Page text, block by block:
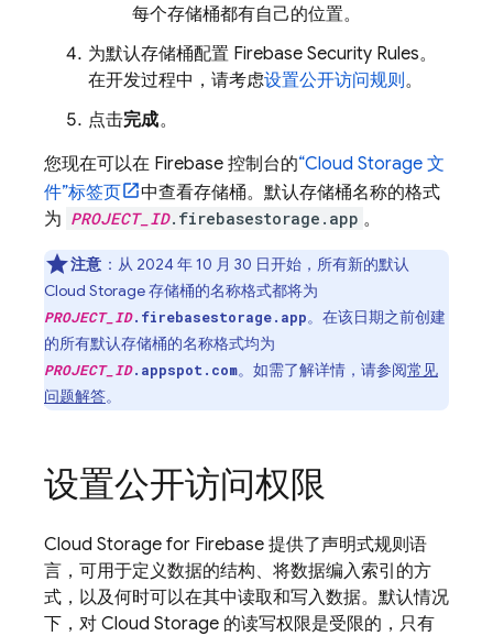
每个存储桶都有自己的位置。
为默认存储桶配置 Firebase Security Rules。
在开发过程中，请考虑设置公开访问规则。
点击完成。
您现在可以在 Firebase 控制台的“Cloud Storage 文
件”标签页
中查看存储桶。 默认存储桶名称的格式
为 PROJECT_ID.firebasestorage.app 。
注意 ：从 2024 年 10 月 30 日开始，所有新的默认
Cloud Storage存储桶的名称格式都将为
PROJECT_ID.firebasestorage.app。在该日期之前创建
的所有默认存储桶的名称格式均为
PROJECT_ID.appspot.com。如需了解详情，请参阅常见
问题解答。
设置公开访问权限
Cloud Storage for Firebase 提供了声明式规则语
言，可用于定义数据的结构、将数据编入索引的方
式，以及何时可以在其中读取和写入数据。默认情况
下，对 Cloud Storage 的读写权限是受限的，只有